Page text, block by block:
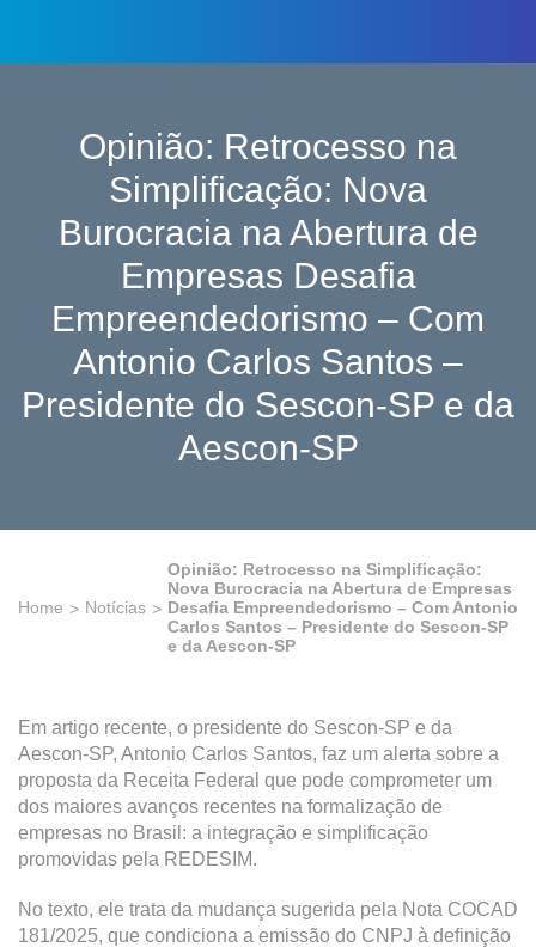
Opinião: Retrocesso na
Simplificação: Nova
Burocracia na Abertura de
Empresas Desafia
Empreendedorismo – Com
Antonio Carlos Santos –
Presidente do Sescon-SP e da
Aescon-SP
Home Notícias
Opinião: Retrocesso na Simplificação:
Nova Burocracia na Abertura de Empresas
Desafia Empreendedorismo – Com Antonio
Carlos Santos – Presidente do Sescon-SP
e da Aescon-SP
Em artigo recente, o presidente do Sescon-SP e da
Aescon-SP, Antonio Carlos Santos, faz um alerta sobre a
proposta da Receita Federal que pode comprometer um
dos maiores avanços recentes na formalização de
empresas no Brasil: a integração e simplificação
promovidas pela REDESIM.
No texto, ele trata da mudança sugerida pela Nota COCAD
181/2025, que condiciona a emissão do CNPJ à definição